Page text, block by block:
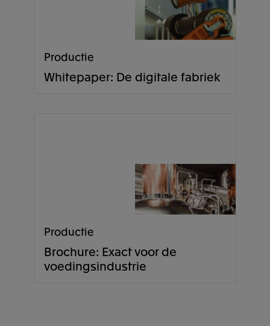
Productie
Whitepaper: De digitale fabriek
Productie
Brochure: Exact voor de
voedingsindustrie